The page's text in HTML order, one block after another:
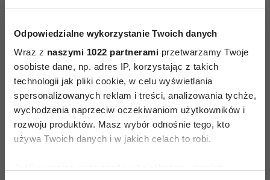
Odpowiedzialne wykorzystanie Twoich danych
Wraz z naszymi 1022 partnerami przetwarzamy Twoje
osobiste dane, np. adres IP, korzystając z takich
technologii jak pliki cookie, w celu wyświetlania
spersonalizowanych reklam i treści, analizowania tychże,
wychodzenia naprzeciw oczekiwaniom użytkowników i
rozwoju produktów. Masz wybór odnośnie tego, kto
używa Twoich danych i w jakich celach to robi.
ZAMÓW
WYDANIE DRUKOWANE